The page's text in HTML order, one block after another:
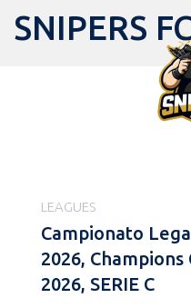
SNIPERS
LEAGUES
Campionato
2026, Champions
2026, SERIE C